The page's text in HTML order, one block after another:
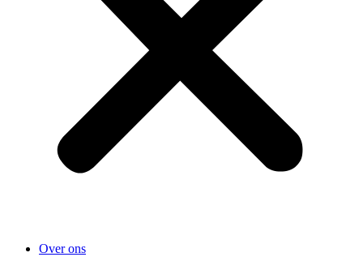
Over ons